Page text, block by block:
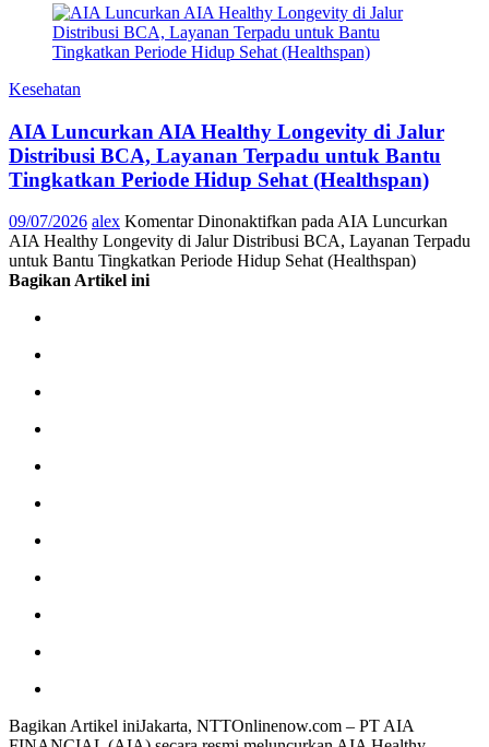
Kesehatan
AIA Luncurkan AIA Healthy Longevity di Jalur
Distribusi BCA, Layanan Terpadu untuk Bantu
Tingkatkan Periode Hidup Sehat (Healthspan)
09/07/2026 alex Komentar Dinonaktifkan pada AIA Luncurkan
AIA Healthy Longevity di Jalur Distribusi BCA, Layanan Terpadu
untuk Bantu Tingkatkan Periode Hidup Sehat (Healthspan)
Bagikan Artikel ini
Bagikan Artikel iniJakarta, NTTOnlinenow.com – PT AIA